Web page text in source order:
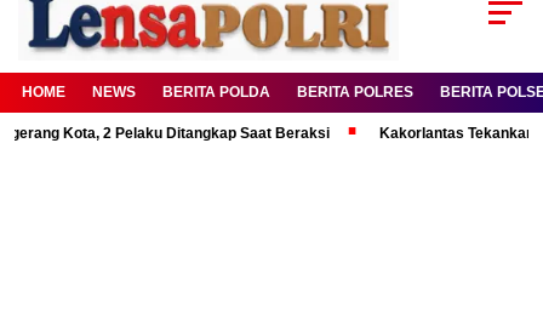
HOME NEWS BERITA POLDA BERITA POLRES BERITA
2 Pelaku Ditangkap Saat Beraksi Kakorlantas Tekankan Mental